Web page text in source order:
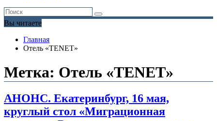
Вы читаете
Главная
Отель «TENET»
Метка: Отель «TENET»
АНОНС. Екатеринбург, 16 мая,
круглый стол «Миграционная